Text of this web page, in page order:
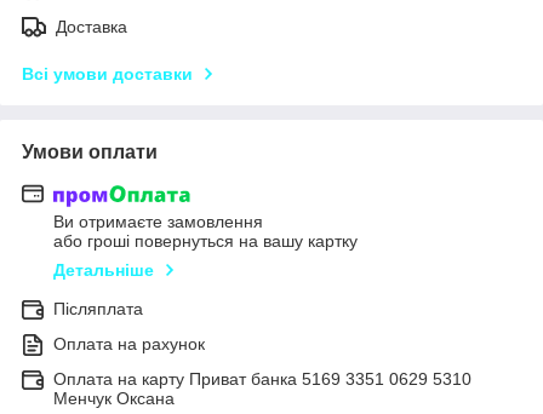
Доставка
Всі умови доставки
Умови оплати
Ви отримаєте замовлення
або гроші повернуться на вашу картку
Детальніше
Післяплата
Оплата на рахунок
Оплата на карту Приват банка 5169 3351 0629 5310
Менчук Оксана